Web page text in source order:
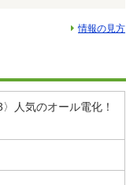
情報の見方
人気のオール電化！